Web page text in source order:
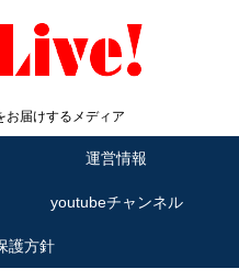
お届けするメディア
運営情報
youtubeチャンネル
護方針